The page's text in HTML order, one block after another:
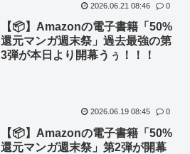
2026.06.21 08:46 0
【📦】Amazonの電子書籍「50%
還元マンガ週末祭」過去最強の第
3弾が本日より開幕うぅ！！！
2026.06.19 08:45 0
【📦】Amazonの電子書籍「50%
還元マンガ週末祭」第2弾が開幕